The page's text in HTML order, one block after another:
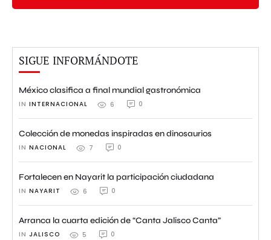
SIGUE INFORMÁNDOTE
México clasifica a final mundial gastronómica
IN INTERNACIONAL 6 0
Colección de monedas inspiradas en dinosaurios
IN NACIONAL 7 0
Fortalecen en Nayarit la participación ciudadana
IN NAYARIT 6 0
Arranca la cuarta edición de “Canta Jalisco Canta”
IN JALISCO 5 0